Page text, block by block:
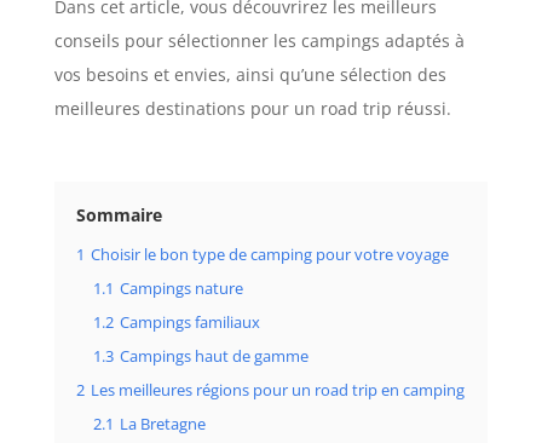
Dans cet article, vous découvrirez les meilleurs
conseils pour sélectionner les campings adaptés à
vos besoins et envies, ainsi qu’une sélection des
meilleures destinations pour un road trip réussi.
Sommaire
1 Choisir le bon type de camping pour votre voyage
1.1 Campings nature
1.2 Campings familiaux
1.3 Campings haut de gamme
2 Les meilleures régions pour un road trip en camping
2.1 La Bretagne